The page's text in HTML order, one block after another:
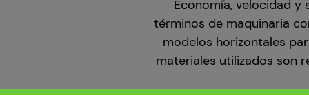
Economía, velocidad
términos de maquinaria
modelos horizontales
materiales utilizados son